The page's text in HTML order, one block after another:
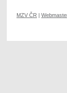
MZV ČR